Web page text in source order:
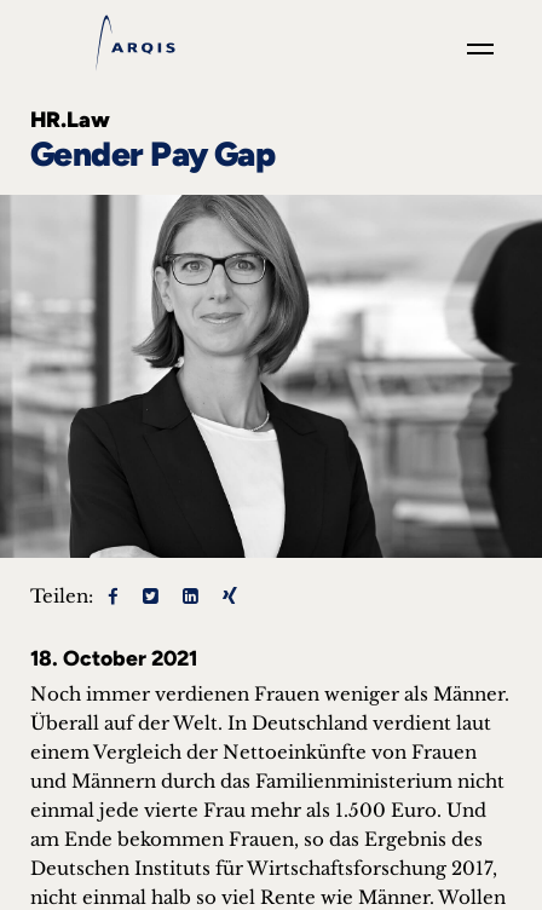
Fokusgruppen
News
&
Events
+
Karriere
+
&
Podcasts
+
Team
HR.Law
Gender Pay Gap
Teilen:
18. October 2021
Noch immer verdienen Frauen weniger als Männer.
Überall auf der Welt. In Deutschland verdient laut
einem Vergleich der Nettoeinkünfte von Frauen
und Männern durch das Familienministerium nicht
einmal jede vierte Frau mehr als 1.500 Euro. Und
am Ende bekommen Frauen, so das Ergebnis des
Deutschen Instituts für Wirtschaftsforschung 2017,
nicht einmal halb so viel Rente wie Männer. Wollen